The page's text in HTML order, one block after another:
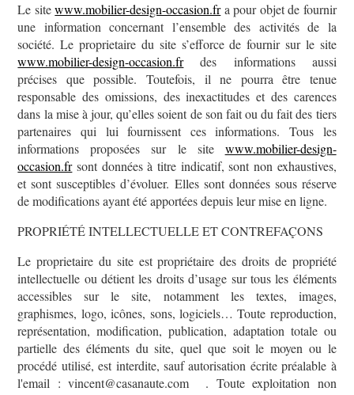
Le sitewww.mobilier-design-occasion.fra pour objet de fournir
une information concernant l’ensemble des activités de la
société. Le proprietaire du site s’efforce de fournir sur le site
www.mobilier-design-occasion.frdes informations aussi
précises que possible. Toutefois, il ne pourra être tenue
responsable des omissions, des inexactitudes et des carences
dans la mise à jour, qu’elles soient de son fait ou du fait des tiers
partenaires qui lui fournissent ces informations. Tous les
informations proposées sur le site www.mobilier-design-
occasion.frsont données à titre indicatif, sont non exhaustives,
et sont susceptibles d’évoluer. Elles sont données sous réserve
de modifications ayant été apportées depuis leur mise en ligne.
PROPRIÉTÉ INTELLECTUELLE ET CONTREFAÇONS
Le proprietaire du site est propriétaire des droits de propriété
intellectuelle ou détient les droits d’usage sur tous les éléments
accessibles sur le site, notamment les textes, images,
graphismes, logo, icônes, sons, logiciels… Toute reproduction,
représentation, modification, publication, adaptation totale ou
partielle des éléments du site, quel que soit le moyen ou le
procédé utilisé, est interdite, sauf autorisation écrite préalable à
l'email : vincent@casanaute.com . Toute exploitation non